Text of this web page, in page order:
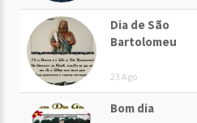
Dia de São
Bartolomeu
23 Ago
Bom dia